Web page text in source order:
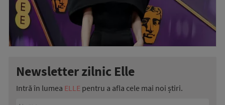
Newsletter zilnic Elle
Intră în lumea ELLE pentru a afla cele mai noi știri.